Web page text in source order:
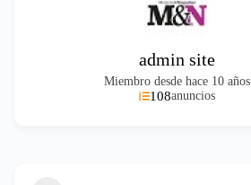
admin site
Miembro desde hace 10 años
108anuncios